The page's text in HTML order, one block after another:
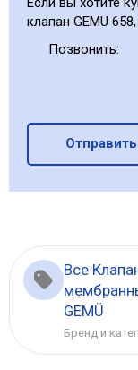
клапан GEMU
Позвонить:
Все
GEMÜ
Бренд и